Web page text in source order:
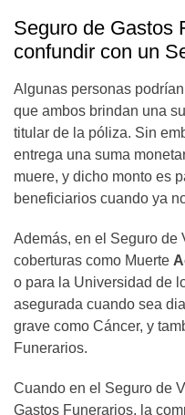
Seguro de Gastos
confundir con un
Algunas personas
que ambos brindan una
titular de la póliza. Sin
entrega una suma
muere, y dicho monto es
beneficiarios cuando ya
Además, en el Seguro de
coberturas como Muerte
o para la Universidad de
asegurada cuando sea
grave como Cáncer, y
Funerarios.
Cuando en el Seguro de
Gastos Funerarios, la